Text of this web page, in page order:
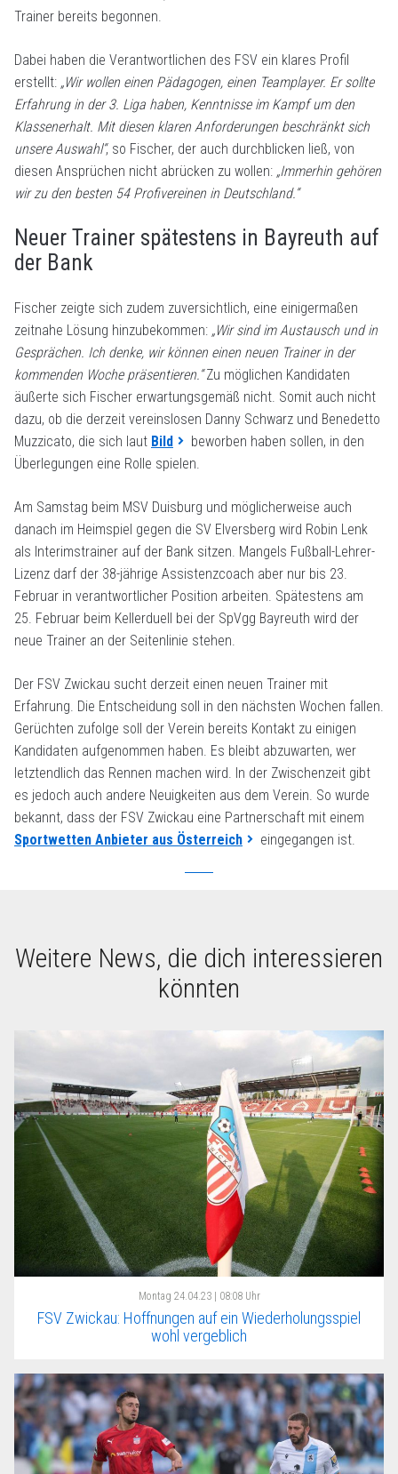
Trainer bereits begonnen.
Dabei haben die Verantwortlichen des FSV ein klares Profil
erstellt: „Wir wollen einen Pädagogen, einen Teamplayer. Er sollte
Erfahrung in der 3. Liga haben, Kenntnisse im Kampf um den
Klassenerhalt. Mit diesen klaren Anforderungen beschränkt sich
unsere Auswahl“, so Fischer, der auch durchblicken ließ, von
diesen Ansprüchen nicht abrücken zu wollen: „Immerhin gehören
wir zu den besten 54 Profivereinen in Deutschland.“
Neuer Trainer spätestens in Bayreuth auf
der Bank
Fischer zeigte sich zudem zuversichtlich, eine einigermaßen
zeitnahe Lösung hinzubekommen: „Wir sind im Austausch und in
Gesprächen. Ich denke, wir können einen neuen Trainer in der
kommenden Woche präsentieren.“Zu möglichen Kandidaten
äußerte sich Fischer erwartungsgemäß nicht. Somit auch nicht
dazu, ob die derzeit vereinslosen Danny Schwarz und Benedetto
Muzzicato, die sich laut Bild
beworben haben sollen, in den
Überlegungen eine Rolle spielen.
Am Samstag beim MSV Duisburg und möglicherweise auch
danach im Heimspiel gegen die SV Elversberg wird Robin Lenk
als Interimstrainer auf der Bank sitzen. Mangels Fußball-Lehrer-
Lizenz darf der 38-jährige Assistenzcoach aber nur bis 23.
Februar in verantwortlicher Position arbeiten. Spätestens am
25. Februar beim Kellerduell bei der SpVgg Bayreuth wird der
neue Trainer an der Seitenlinie stehen.
Der FSV Zwickau sucht derzeit einen neuen Trainer mit
Erfahrung. Die Entscheidung soll in den nächsten Wochen fallen.
Gerüchten zufolge soll der Verein bereits Kontakt zu einigen
Kandidaten aufgenommen haben. Es bleibt abzuwarten, wer
letztendlich das Rennen machen wird. In der Zwischenzeit gibt
es jedoch auch andere Neuigkeiten aus dem Verein. So wurde
bekannt, dass der FSV Zwickau eine Partnerschaft mit einem
Sportwetten Anbieter aus Österreich
eingegangen ist.
Weitere News, die dich interessieren
könnten
Montag 24.04.23 | 08:08 Uhr
FSV Zwickau: Hoffnungen auf ein Wiederholungsspiel
wohl vergeblich